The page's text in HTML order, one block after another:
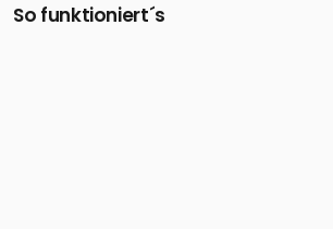
So funktioniert´s